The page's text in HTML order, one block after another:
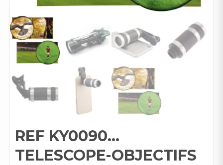
REF KY0090…
TELESCOPE-OBJECTIFS